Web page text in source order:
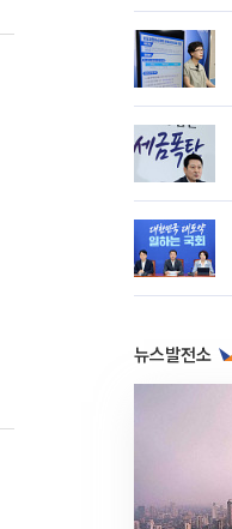
뉴스발전소